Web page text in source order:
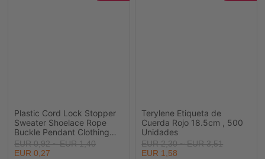
Plastic Cord Lock Stopper
Sweater Shoelace Rope
Buckle Pendant Clothing
Accessories Multicolor
14mm x 9mm, 20 Sets
EUR 0,92 ~ EUR 1,40
EUR 0,27
Terylene Etiqueta de
Cuerda Rojo 18.5cm , 500
Unidades
EUR 2,30 ~ EUR 3,51
EUR 1,58